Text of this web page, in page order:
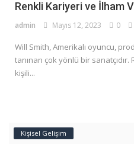
Renkli Kariyeri ve İlham
admin Mayıs 12, 2023 0
Will Smith, Amerikalı oyuncu,
tanınan çok yönlü bir
kişili...
Kişisel Gelişim